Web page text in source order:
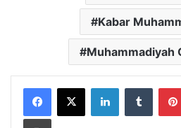
Kabar
Muhammadiyah
LinkedInTumblr
Print